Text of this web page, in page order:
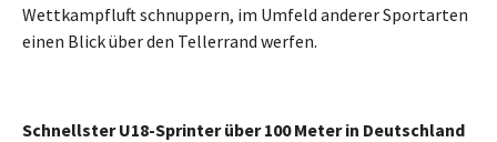
Wettkampfluft schnuppern, im Umfeld anderer Sportarten
einen Blick über den Tellerrand werfen.
Schnellster U18-Sprinter über 100 Meter in Deutschland